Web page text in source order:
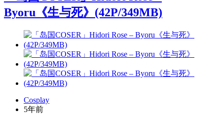
Byoru《生与死》(42P/349MB)
Cosplay
5年前